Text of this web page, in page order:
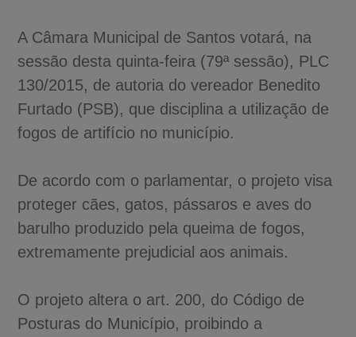
A Câmara Municipal de Santos votará, na
sessão desta quinta-feira (79ª sessão), PLC
130/2015, de autoria do vereador Benedito
Furtado (PSB), que disciplina a utilização de
fogos de artifício no município.
De acordo com o parlamentar, o projeto visa
proteger cães, gatos, pássaros e aves do
barulho produzido pela queima de fogos,
extremamente prejudicial aos animais.
O projeto altera o art. 200, do Código de
Posturas do Município, proibindo a